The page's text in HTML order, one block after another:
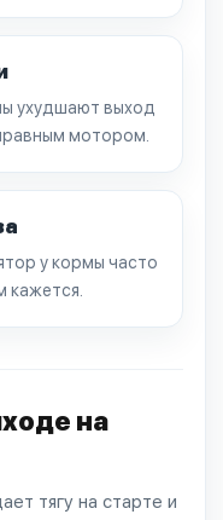
ухудшают выход
мотором.
у кормы часто
кажется.
на
тягу на старте и